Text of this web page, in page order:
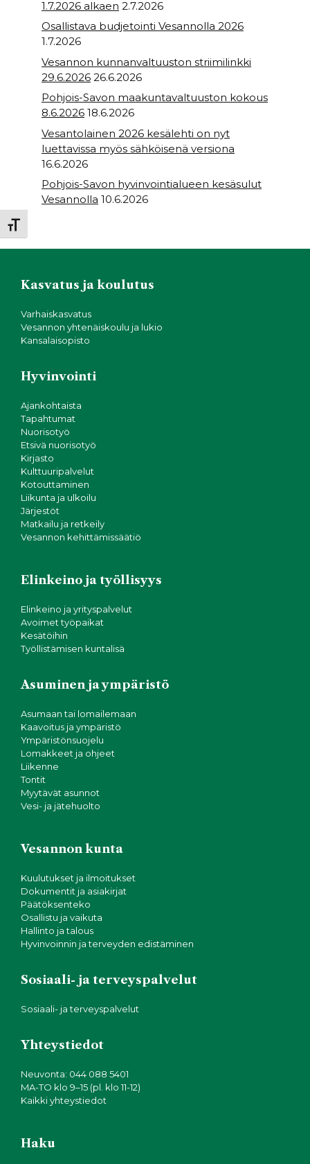
Toggle Font size
1.7.2026 alkaen 2.7.2026
Osallistava budjetointi Vesannolla 2026
1.7.2026
Vesannon kunnanvaltuuston striimilinkki
29.6.2026 26.6.2026
Pohjois-Savon maakuntavaltuuston kokous
8.6.2026 18.6.2026
Vesantolainen 2026 kesälehti on nyt
luettavissa myös sähköisenä versiona
16.6.2026
Pohjois-Savon hyvinvointialueen kesäsulut
Vesannolla 10.6.2026
Kasvatus ja koulutus
Varhaiskasvatus
Vesannon yhtenäiskoulu ja lukio
Kansalaisopisto
Hyvinvointi
Ajankohtaista
Tapahtumat
Nuorisotyö
Etsivä nuorisotyö
Kirjasto
Kulttuuripalvelut
Kotouttaminen
Liikunta ja ulkoilu
Järjestöt
Matkailu ja retkeily
Vesannon kehittämissäätiö
Elinkeino ja työllisyys
Elinkeino ja yrityspalvelut
Avoimet työpaikat
Kesätöihin
Työllistämisen kuntalisä
Asuminen ja ympäristö
Asumaan tai lomailemaan
Kaavoitus ja ympäristö
Ympäristönsuojelu
Lomakkeet ja ohjeet
Liikenne
Tontit
Myytävät asunnot
Vesi- ja jätehuolto
Vesannon kunta
Kuulutukset ja ilmoitukset
Dokumentit ja asiakirjat
Päätöksenteko
Osallistu ja vaikuta
Hallinto ja talous
Hyvinvoinnin ja terveyden edistäminen
Sosiaali- ja terveyspalvelut
Sosiaali- ja terveyspalvelut
Yhteystiedot
Neuvonta: 044 088 5401
MA-TO klo 9–15 (pl. klo 11-12)
Kaikki yhteystiedot
Haku